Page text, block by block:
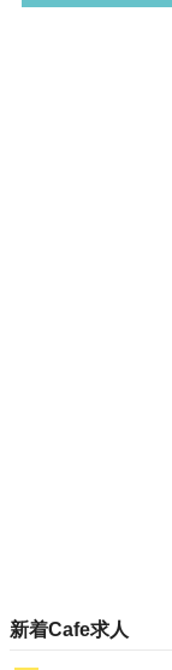
新着Cafe求人